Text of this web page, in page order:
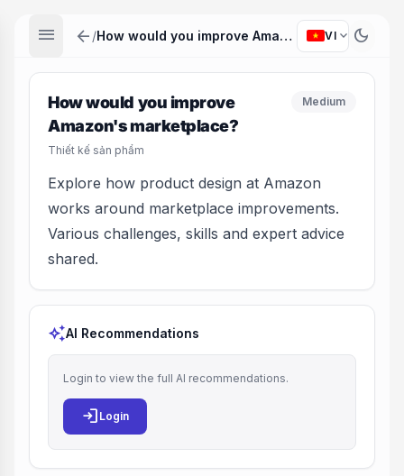
menu arrow_back / How would you improve Amazon's marketplace? VI expand_more dark_mode
How would you improve
Amazon's marketplace?
Thiết kế sản phẩm
Medium
Explore how product design at Amazon
works around marketplace improvements.
Various challenges, skills and expert advice
shared.
auto_awesomeAI Recommendations
Login to view the full AI recommendations.
login Login